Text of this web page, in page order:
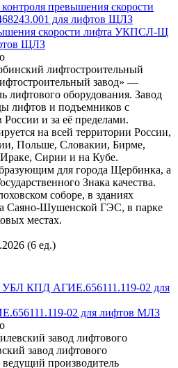
скорости лифта УКПСЛ-Щ
ЩЛЗ
лифтостроительный
завод» —
лифтового оборудования. Завод
лифтов и подъемников с
и за её пределами.
на всей территории России,
Польше, Словакии, Бирме,
Сирии и на Кубе.
для города Щербинка, а
Знака качества.
соборе, в зданиях
Саяно-Шушенской ГЭС, в парке
местах.
(6 ед.)
02 для лифтов МЛЗ
завод лифтового
завод лифтового
производитель